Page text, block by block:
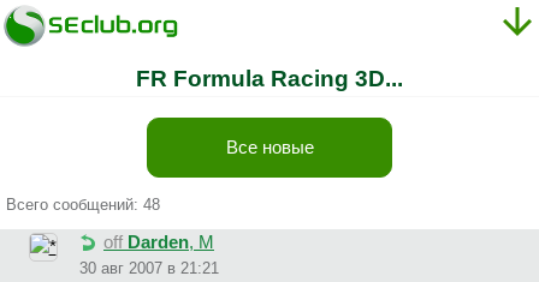
FR Formula Racing 3D...
Все новые
Всего сообщений: 48
off Darden, М
30 авг 2007 в 21:21